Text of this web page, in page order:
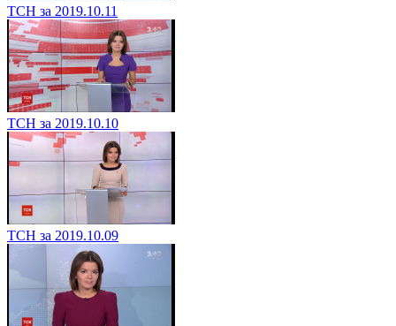
ТСН за 2019.10.11
ТСН за 2019.10.10
ТСН за 2019.10.09